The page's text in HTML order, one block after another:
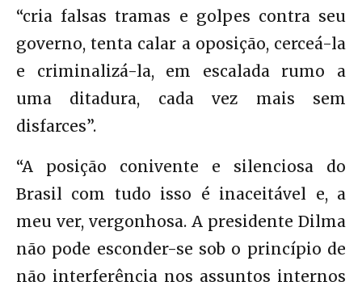
“cria falsas tramas e golpes contra seu
governo, tenta calar a oposição, cerceá-la
e criminalizá-la, em escalada rumo a
uma ditadura, cada vez mais sem
disfarces”.
“A posição conivente e silenciosa do
Brasil com tudo isso é inaceitável e, a
meu ver, vergonhosa. A presidente Dilma
não pode esconder-se sob o princípio de
não interferência nos assuntos internos